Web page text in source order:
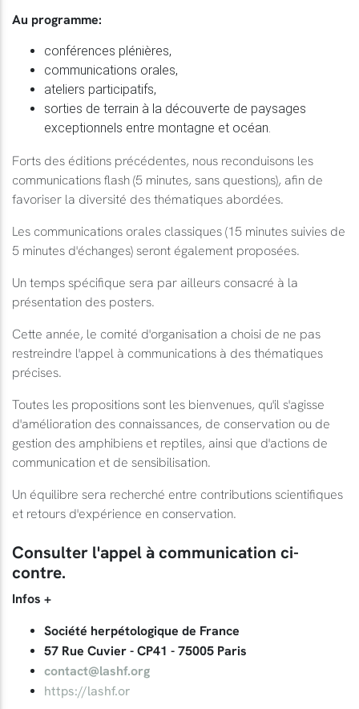
Au programme:
conférences plénières,
communications orales,
ateliers participatifs,
sorties de terrain à la découverte de paysages
exceptionnels entre montagne et océan.
Forts des éditions précédentes, nous reconduisons les
communications flash (5 minutes, sans questions), afin de
favoriser la diversité des thématiques abordées.
Les communications orales classiques (15 minutes suivies de
5 minutes d'échanges) seront également proposées.
Un temps spécifique sera par ailleurs consacré à la
présentation des posters.
Cette année, le comité d'organisation a choisi de ne pas
restreindre l'appel à communications à des thématiques
précises.
Toutes les propositions sont les bienvenues, qu'il s'agisse
d'amélioration des connaissances, de conservation ou de
gestion des amphibiens et reptiles, ainsi que d'actions de
communication et de sensibilisation.
Un équilibre sera recherché entre contributions scientifiques
et retours d'expérience en conservation.
Consulter l'appel à communication ci-
contre.
Infos +
Société herpétologique de France
57 Rue Cuvier - CP41 - 75005 Paris
contact@lashf.org
https://lashf.or